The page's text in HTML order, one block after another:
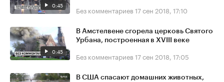
0:45 Без комментариев 17 сен 2018, 17:10
0:45
В Амстелвене сгорела церковь Святого
Урбана, построенная в XVIII веке
Без комментариев 17 сен 2018, 17:05
В США спасают домашних животных,